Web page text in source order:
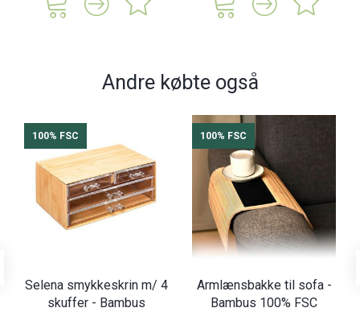
Andre købte også
100% FSC
Selena smykkeskrin m/ 4
skuffer - Bambus
100% FSC
Armlænsbakke til sofa -
Bambus 100% FSC